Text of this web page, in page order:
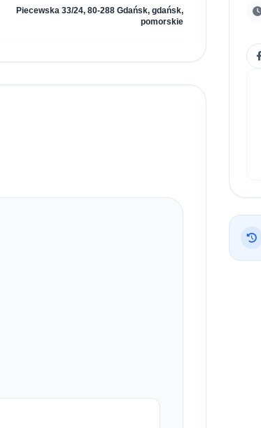
Piecewska 33/24, 80-288 Gdańsk, gdańsk,
pomorskie